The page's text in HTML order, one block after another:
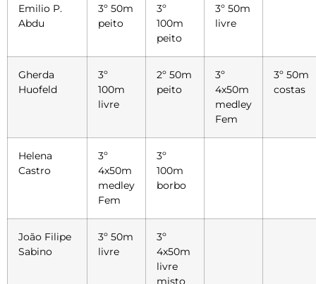
Emilio P.
Abdu
3º 50m
peito
3º
100m
peito
3º 50m
livre
Gherda
Huofeld
3º
100m
livre
2º 50m
peito
3º
4x50m
medley
Fem
3º 50m
costas
Helena
Castro
3º
4x50m
medley
Fem
3º
100m
borbo
João Filipe
Sabino
3º 50m
livre
3º
4x50m
livre
misto